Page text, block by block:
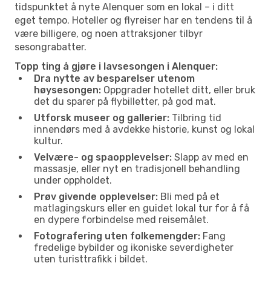
tidspunktet å nyte Alenquer som en lokal – i ditt
eget tempo. Hoteller og flyreiser har en tendens til å
være billigere, og noen attraksjoner tilbyr
sesongrabatter.
Topp ting å gjøre i lavsesongen i Alenquer:
Dra nytte av besparelser utenom
høysesongen: Oppgrader hotellet ditt, eller bruk
det du sparer på flybilletter, på god mat.
Utforsk museer og gallerier: Tilbring tid
innendørs med å avdekke historie, kunst og lokal
kultur.
Velvære- og spaopplevelser: Slapp av med en
massasje, eller nyt en tradisjonell behandling
under oppholdet.
Prøv givende opplevelser: Bli med på et
matlagingskurs eller en guidet lokal tur for å få
en dypere forbindelse med reisemålet.
Fotografering uten folkemengder: Fang
fredelige bybilder og ikoniske severdigheter
uten turisttrafikk i bildet.